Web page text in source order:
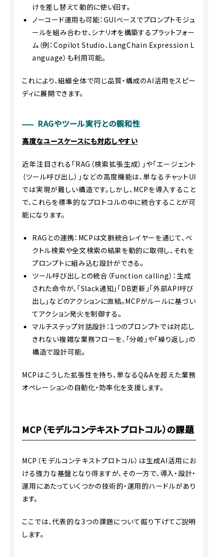
けを差し替えて動的に使い回す。
ノーコード運用も可能：GUIベースでプロンプトモジュ
ールを組み合わせ、シナリオを構築するプラットフォー
ム（例：Copilot Studio、LangChain Expression L
anguage）も利用可能。
これにより、組織全体で同じ品質・構成のAI活用をスピー
ディに展開できます。
RAGやツール実行との親和性
高度なユースケースにも対応しやすい
近年注目される「RAG（検索拡張生成）」や「エージェント
（ツール呼び出し）」などの高度機能は、単なるチャットUI
では実現が難しい構造です。しかし、MCPを導入すること
で、これらを標準的なプロトコルの中に統合することが可
能になります。
RAGとの連携：MCPは文脈統合レイヤーを通じて、ベ
クトル検索や全文検索の結果を動的に取得し、それを
プロンプトに組み込む設計ができる。
ツール呼び出しとの統合（Function calling）：生成
された命令が、「Slack通知」「DB更新」「外部API呼び
出し」などのアクションに直結。MCPがルールに基づい
てアクション発火を制御する。
マルチステップ対話設計：1つのプロンプトでは対応し
きれない複雑な業務フローを、「分岐」や「繰り返し」の
構造で設計可能。
MCPはこうした拡張性を持ち、単なるQ&Aを超えた業務
オペレーションの自動化・効率化を支援します。
MCP（モデルコンテキストプロトコル）の課題
MCP（モデルコンテキストプロトコル）は生成AI活用にお
ける強力な基盤となり得ますが、その一方で、導入・設計・
運用にあたっていくつかの技術的・運用的ハードルがあり
ます。
ここでは、代表的な3つの課題について掘り下げてご説明
します。